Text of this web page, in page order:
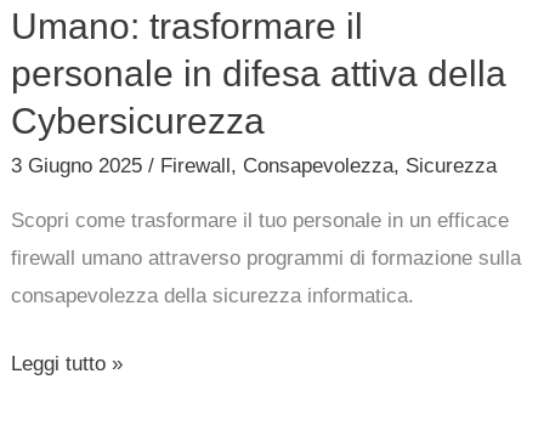
Umano: trasformare il
personale in difesa attiva della
Cybersicurezza
3 Giugno 2025/ Firewall, Consapevolezza, Sicurezza
Scopri come trasformare il tuo personale in un efficace
firewall umano attraverso programmi di formazione sulla
consapevolezza della sicurezza informatica.
della
Cybersicurezza
Leggi tutto »